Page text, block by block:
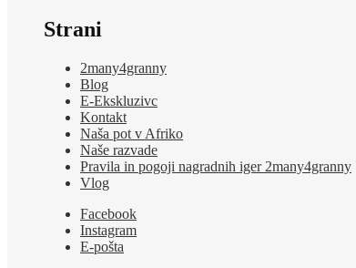
Strani
2many4granny
Blog
E-Ekskluzivc
Kontakt
Naša pot v Afriko
Naše razvade
Pravila in pogoji nagradnih iger 2many4granny
Vlog
Facebook
Instagram
E-pošta